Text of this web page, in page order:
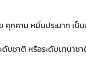
คุกคาม หมิ่นประมาท เป็
บชาติ หรือระดับนานาช